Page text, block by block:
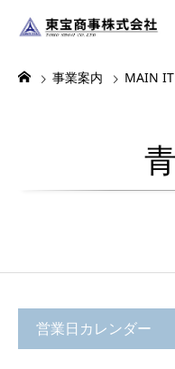
事業案内 MAIN
営業日カレンダー